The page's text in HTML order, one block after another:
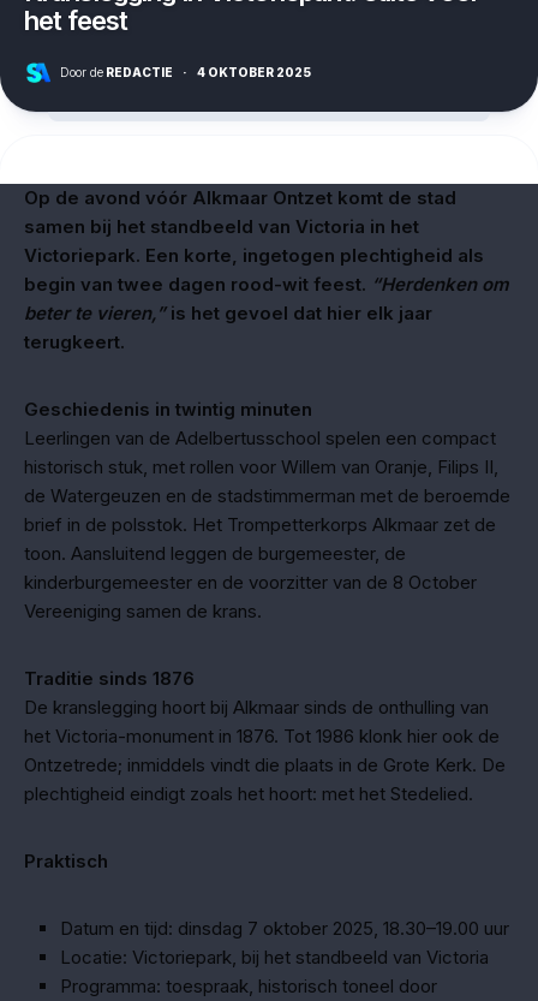
het feest
Door de REDACTIE · 4 OKTOBER 2025
Op de avond vóór Alkmaar Ontzet komt de stad
samen bij het standbeeld van Victoria in het
Victoriepark. Een korte, ingetogen plechtigheid als
begin van twee dagen rood-wit feest. “Herdenken om
beter te vieren,”is het gevoel dat hier elk jaar
terugkeert.
Geschiedenis in twintig minuten
Leerlingen van de Adelbertusschool spelen een compact
historisch stuk, met rollen voor Willem van Oranje, Filips II,
de Watergeuzen en de stadstimmerman met de beroemde
brief in de polsstok. Het Trompetterkorps Alkmaar zet de
toon. Aansluitend leggen de burgemeester, de
kinderburgemeester en de voorzitter van de 8 October
Vereeniging samen de krans.
Traditie sinds 1876
De kranslegging hoort bij Alkmaar sinds de onthulling van
het Victoria-monument in 1876. Tot 1986 klonk hier ook de
Ontzetrede; inmiddels vindt die plaats in de Grote Kerk. De
plechtigheid eindigt zoals het hoort: met het Stedelied.
Praktisch
Datum en tijd: dinsdag 7 oktober 2025, 18.30–19.00 uur
Locatie: Victoriepark, bij het standbeeld van Victoria
Programma: toespraak, historisch toneel door